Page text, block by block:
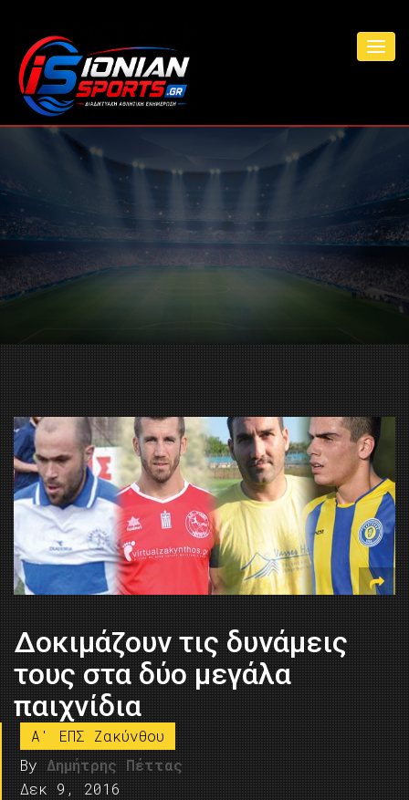
Δοκιμάζουν τις δυνάμεις
τους στα δύο μεγάλα
παιχνίδια
A' ΕΠΣ Ζακύνθου
By Δημήτρης Πέττας
Δεκ 9, 2016